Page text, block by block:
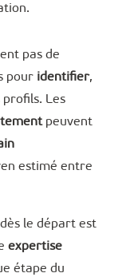
pas de
pour identifier,
Les
peuvent
estimé entre
le départ est
expertise
étape du